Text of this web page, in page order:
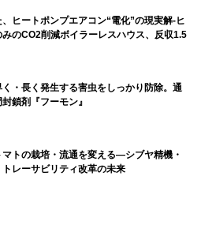
ヒートポンプエアコン“電化”の現実解-ヒ
みのCO2削減ボイラーレスハウス、反収1.5
・長く発生する害虫をしっかり防除。通
鎖剤『フーモン』
トの栽培・流通を変える―シブヤ精機・
トレーサビリティ改革の未来